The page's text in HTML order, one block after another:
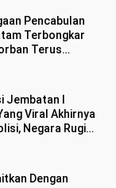
Pencabulan
Terbongkar
Terus
Jembatan I
Viral Akhirnya
Negara Rugi
Dengan